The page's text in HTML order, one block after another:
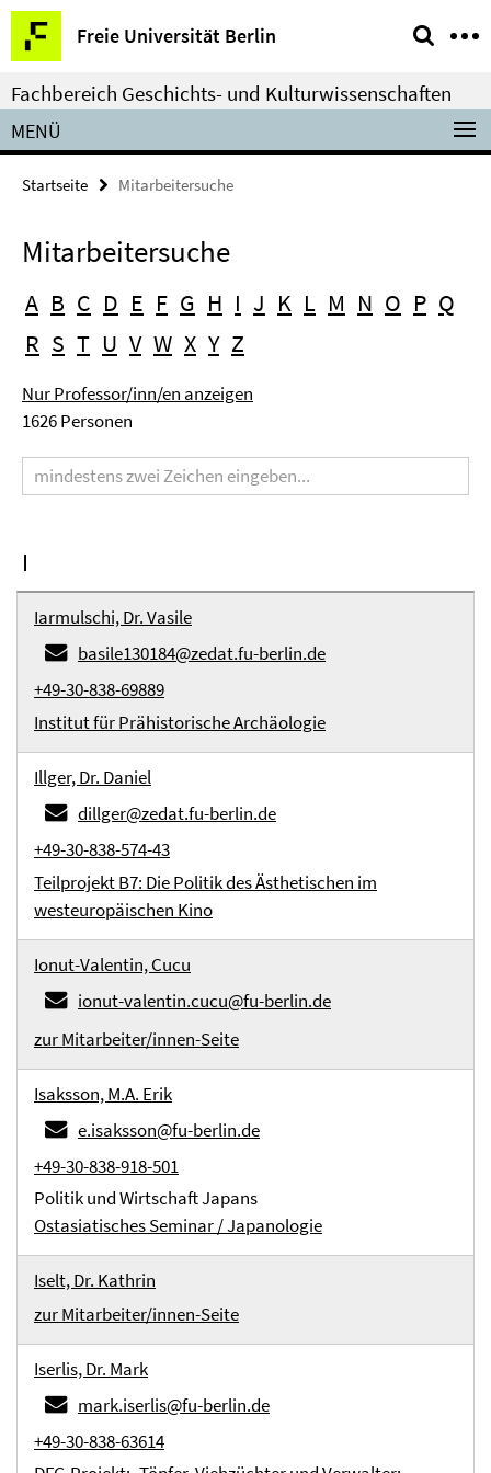
Springe
direkt
zu
Inhalt
Freie Universität Berlin
Service-
Navigation
Fachbereich Geschichts- und Kulturwissenschaften
MENÜ
Startseite Mitarbeitersuche
Mitarbeitersuche
A B C D E F G H I J K L M N O P Q
R S T U V W X Y Z
Nur Professor/inn/en anzeigen
1626 Personen
I
Iarmulschi, Dr. Vasile
basile130184@zedat.fu-berlin.de
+49-30-838-69889
Institut für Prähistorische Archäologie
Illger, Dr. Daniel
dillger@zedat.fu-berlin.de
+49-30-838-574-43
Teilprojekt B7: Die Politik des Ästhetischen im
westeuropäischen Kino
Ionut-Valentin, Cucu
ionut-valentin.cucu@fu-berlin.de
zur Mitarbeiter/innen-Seite
Isaksson, M.A. Erik
e.isaksson@fu-berlin.de
+49-30-838-918-501
Politik und Wirtschaft Japans
Ostasiatisches Seminar / Japanologie
Iselt, Dr. Kathrin
zur Mitarbeiter/innen-Seite
Iserlis, Dr. Mark
mark.iserlis@fu-berlin.de
+49-30-838-63614